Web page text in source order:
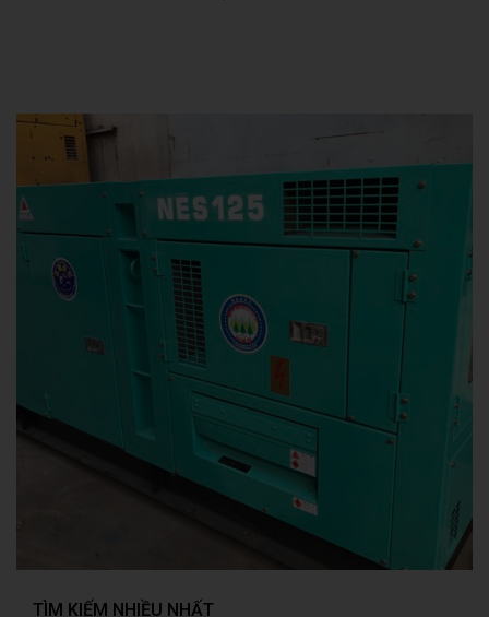
TÌM KIẾM NHIỀU NHẤT